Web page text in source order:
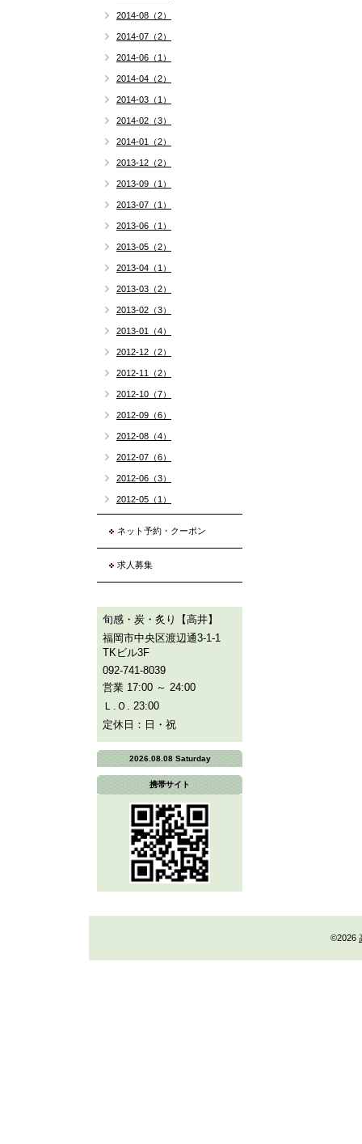
2014-08（2）
2014-07（2）
2014-06（1）
2014-04（2）
2014-03（1）
2014-02（3）
2014-01（2）
2013-12（2）
2013-09（1）
2013-07（1）
2013-06（1）
2013-05（2）
2013-04（1）
2013-03（2）
2013-02（3）
2013-01（4）
2012-12（2）
2012-11（2）
2012-10（7）
2012-09（6）
2012-08（4）
2012-07（6）
2012-06（3）
2012-05（1）
ネット予約・クーポン
求人募集
旬感・炭・炙り【高井】
福岡市中央区渡辺通3-1-1
TKビル3F
092-741-8039
営業 17:00 ～ 24:00
Ｌ.Ｏ. 23:00
定休日：日・祝
2026.08.08 Saturday
携帯サイト
©2026